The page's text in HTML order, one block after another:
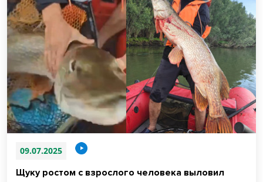
09.07.2025
Щуку ростом с взрослого человека выловил